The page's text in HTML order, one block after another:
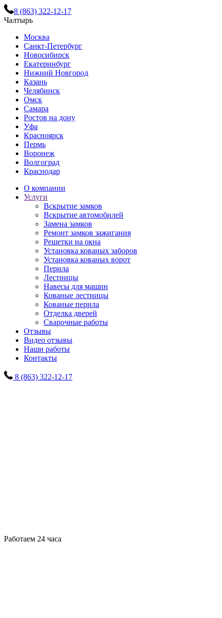
8 (863) 322-12-17
Чалтырь
Москва
Санкт-Петербург
Новосибирск
Екатеринбург
Нижний Новгород
Казань
Челябинск
Омск
Самара
Ростов на дону
Уфа
Красноярск
Пермь
Воронеж
Волгоград
Краснодар
О компании
Услуги
Вскрытие замков
Вскрытие автомобилей
Замена замков
Ремонт замков зажигания
Решетки на окна
Установка кованых заборов
Установка кованых ворот
Перила
Лестницы
Навесы для машин
Кованые лестницы
Кованые перила
Отделка дверей
Сварочные работы
Отзывы
Видео отзывы
Наши работы
Контакты
8 (863) 322-12-17
Работаем 24 часа